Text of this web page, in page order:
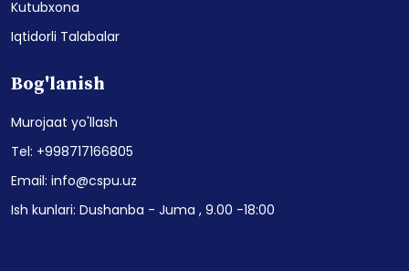
Kutubxona
Iqtidorli Talabalar
Bog'lanish
Murojaat yo'llash
Tel: +998717166805
Email: info@cspu.uz
Ish kunlari: Dushanba - Juma , 9.00 -18:00